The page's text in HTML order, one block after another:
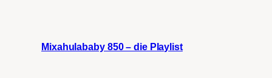
Mixahulababy 850 – die Playlist